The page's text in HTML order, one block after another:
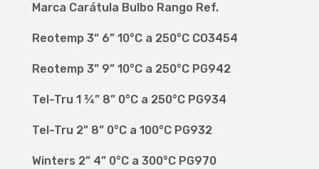
Marca Carátula Bulbo Rango Ref.
Reotemp 3“ 6” 10°C a 250°C CO3454
Reotemp 3” 9” 10°C a 250°C PG942
Tel-Tru 1 ¾” 8” 0°C a 250°C PG934
Tel-Tru 2” 8” 0°C a 100°C PG932
Winters 2” 4” 0°C a 300°C PG970